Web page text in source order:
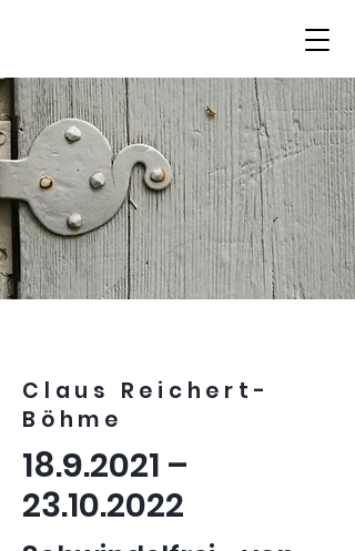
Claus Reichert-
Böhme
18.9.2021 –
23.10.2022